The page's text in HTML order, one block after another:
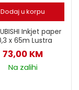
Dodaj u korpu
Inkjet paper
x 65m Lustra
73,00 KM
Na zalihi